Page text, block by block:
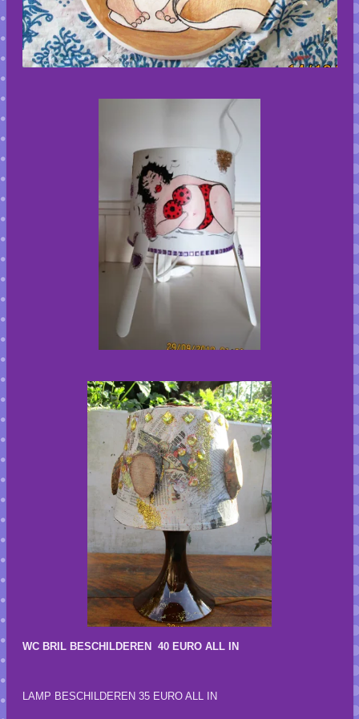
WC BRIL BESCHILDEREN 40 EURO ALL IN
LAMP BESCHILDEREN 35 EURO ALL IN